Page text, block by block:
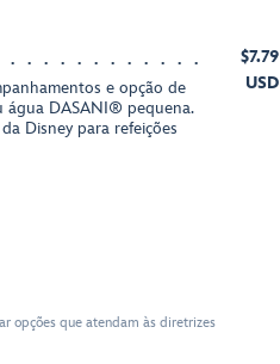
e opção de
água DASANI® pequena.
Disney para refeições
$7.79
USD
opções que atendam às diretrizes